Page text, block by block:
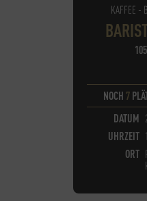
KAFFEE -
NOCH 7
DATUM
UHRZEIT
ORT